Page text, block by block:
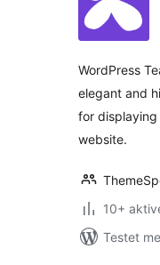
WordPress
elegant and
for displaying
website.
10+
Testet